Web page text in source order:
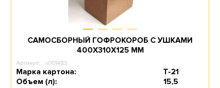
САМОСБОРНЫЙ ГОФРОКОРОБ С УШКАМИ
400Х310Х125 ММ
Артикул: s001483
Марка картона:
Т-21
Объем (л):
15,5